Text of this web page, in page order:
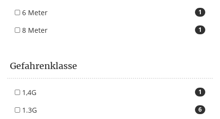
1
6 Meter
1
8 Meter
Gefahrenklasse
1
1,4G
6
1.3G